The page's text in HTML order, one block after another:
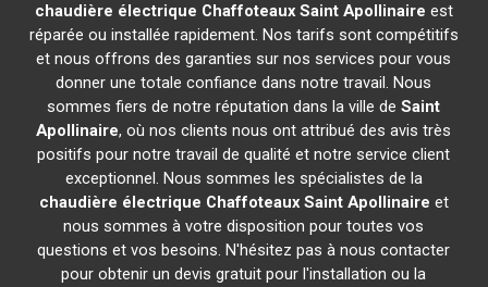
chaudière électrique Chaffoteaux Saint Apollinaire est
réparée ou installée rapidement. Nos tarifs sont compétitifs
et nous offrons des garanties sur nos services pour vous
donner une totale confiance dans notre travail. Nous
sommes fiers de notre réputation dans la ville deSaint
Apollinaire, où nos clients nous ont attribué des avis très
positifs pour notre travail de qualité et notre service client
exceptionnel. Nous sommes les spécialistes de la
chaudière électrique Chaffoteaux Saint Apollinaire et
nous sommes à votre disposition pour toutes vos
questions et vos besoins. N'hésitez pas à nous contacter
pour obtenir un devis gratuit pour l'installation ou la